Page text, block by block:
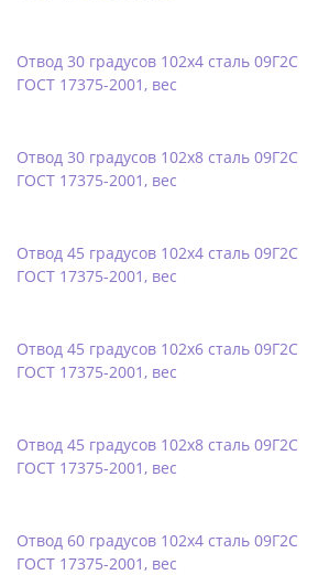
Отвод 30 градусов 102х4 сталь 09Г2С
ГОСТ 17375-2001, вес
Отвод 30 градусов 102х8 сталь 09Г2С
ГОСТ 17375-2001, вес
Отвод 45 градусов 102х4 сталь 09Г2С
ГОСТ 17375-2001, вес
Отвод 45 градусов 102х6 сталь 09Г2С
ГОСТ 17375-2001, вес
Отвод 45 градусов 102х8 сталь 09Г2С
ГОСТ 17375-2001, вес
Отвод 60 градусов 102х4 сталь 09Г2С
ГОСТ 17375-2001, вес